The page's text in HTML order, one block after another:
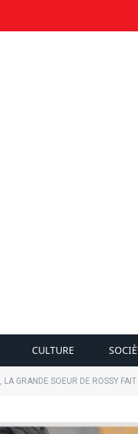
CULTURE
LA GRANDE SOEUR DE ROSSY